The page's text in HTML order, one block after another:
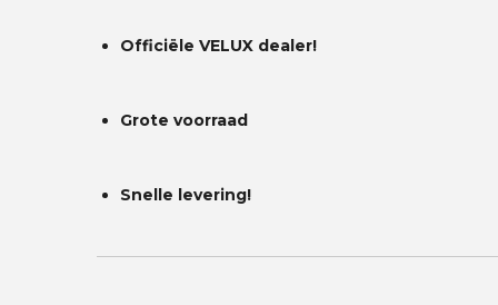
Officiële VELUX dealer!
Grote voorraad
Snelle levering!